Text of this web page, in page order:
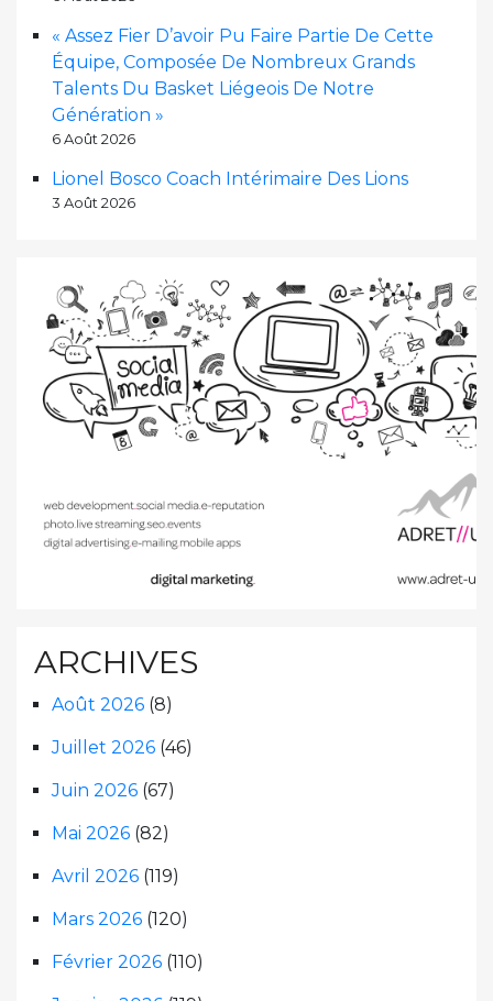
« Assez Fier D’avoir Pu Faire Partie De Cette
Équipe, Composée De Nombreux Grands
Talents Du Basket Liégeois De Notre
Génération »
6 Août 2026
Lionel Bosco Coach Intérimaire Des Lions
3 Août 2026
ARCHIVES
Août 2026 (8)
Juillet 2026 (46)
Juin 2026 (67)
Mai 2026 (82)
Avril 2026 (119)
Mars 2026 (120)
Février 2026 (110)